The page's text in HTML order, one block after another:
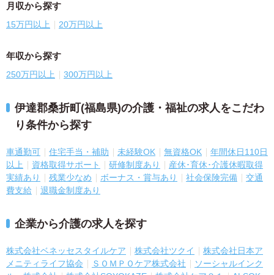
月収から探す
15万円以上 20万円以上
年収から探す
250万円以上 300万円以上
伊達郡桑折町(福島県)の介護・福祉の求人をこだわ
り条件から探す
車通勤可 住宅手当・補助 未経験OK 無資格OK
年間休日110日
以上
資格取得サポート 研修制度あり
産休･育休･介護休暇取得
実績あり
残業少なめ ボーナス・賞与あり 社会保険完備
交通
費支給
退職金制度あり
企業から介護の求人を探す
株式会社ベネッセスタイルケア 株式会社ツクイ
株式会社日本ア
メニティライフ協会
ＳＯＭＰＯケア株式会社
ソーシャルインク